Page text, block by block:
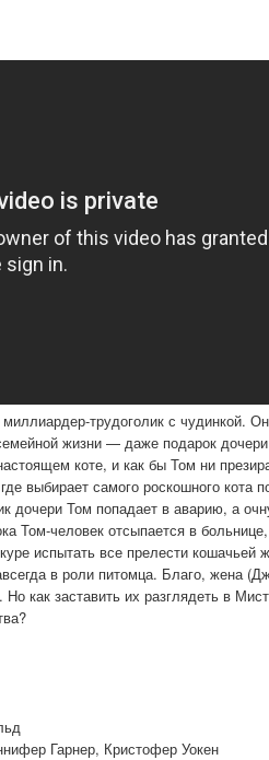
трудоголик с чудинкой.
жизни — даже подарок
коте, и как бы Том ни
выбирает самого роскошного кота
дочери Том попадает в аварию, а
Том-человек отсыпается в
испытать все прелести кошачьей
в роли питомца. Благо, жена
Но как заставить их разглядеть в
Гарнер, Кристофер Уокен